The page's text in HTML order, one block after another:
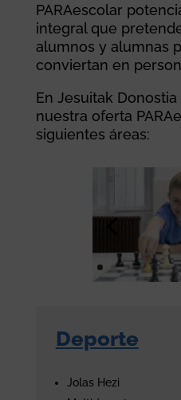
PARAescolar
integral que
alumnos y alumnas
conviertan en
En Jesuitak
nuestra oferta
siguientes áreas:
Deporte
Jolas Hezi